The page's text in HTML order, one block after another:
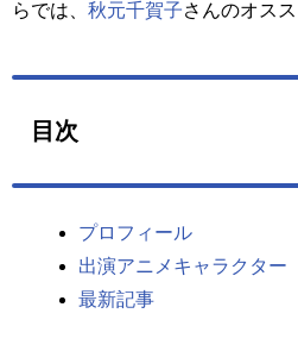
らでは、 秋元千賀子さんのオス
目次
プロフィール
出演アニメキャラクター
最新記事